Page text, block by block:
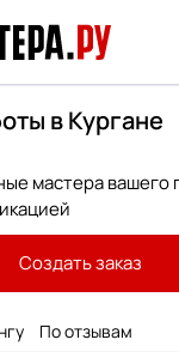
в Кургане
мастера вашего
Создать заказ
По отзывам